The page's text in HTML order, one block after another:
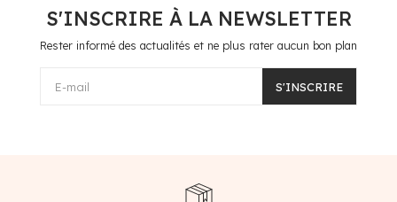
S'INSCRIRE À LA NEWSLETTER
Rester informé des actualités et ne plus rater aucun bon plan
E-mail S'INSCRIRE